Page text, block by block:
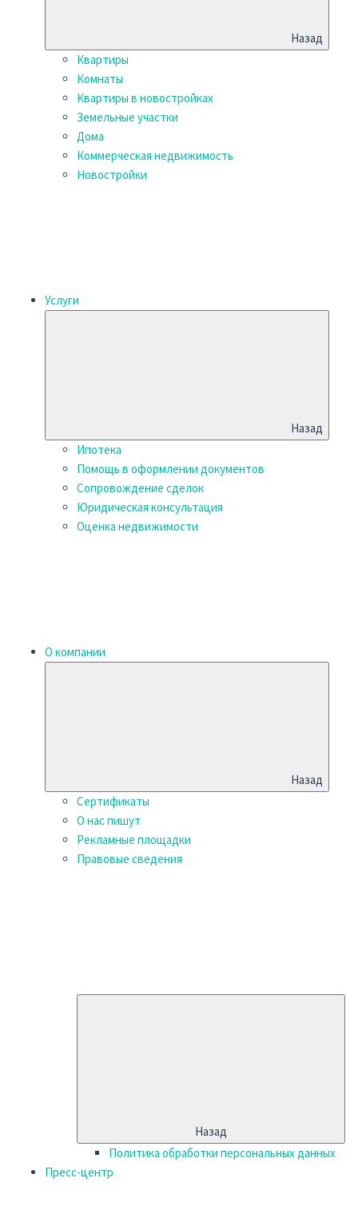
Назад
Квартиры
Комнаты
Квартиры в новостройках
Земельные участки
Дома
Коммерческая недвижимость
Новостройки
Услуги
Назад
Ипотека
Помощь в оформлении документов
Сопровождение сделок
Юридическая консультация
Оценка недвижимости
О компании
Назад
Сертификаты
О нас пишут
Рекламные площадки
Правовые сведения
Назад
Политика обработки персональных данных
Пресс-центр